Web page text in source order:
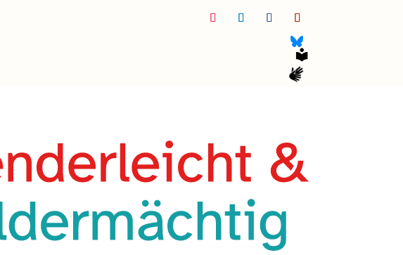
FolgenFolgen